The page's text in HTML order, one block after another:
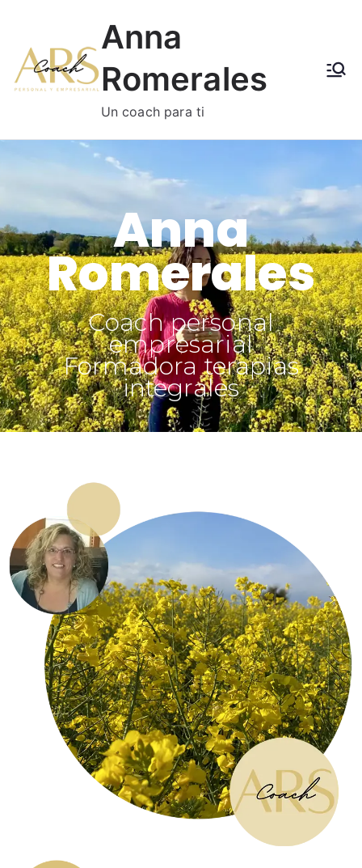
Anna
Romerales
Un coach para ti
Anna
Romerales
Coach personal
empresarial
Formadora terapias
integrales